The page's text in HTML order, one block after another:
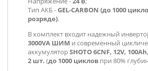
Тип АКБ -GEL-CARBON (до 1000
розряде).
В комплект входит надежный
3000VA ШИМ и современный
аккумуляторSHOTO 6CNF, 12V,
2 шт. (до 1000 циклов при 80%